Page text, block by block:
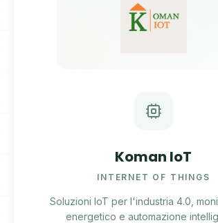
Koman IoT
INTERNET OF THINGS
Soluzioni IoT per l'industria 4.0,
energetico e automazione